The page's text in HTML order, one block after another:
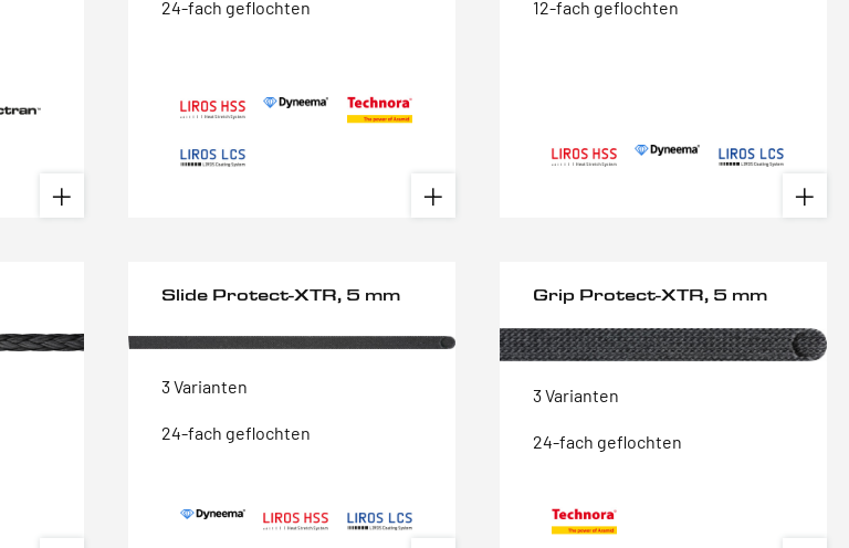
24-fach geflochten 12-fach geflochten
Slide Protect-XTR, 5 mm
3 Varianten
24-fach geflochten
Grip Protect-XTR, 5 mm
3 Varianten
24-fach geflochten